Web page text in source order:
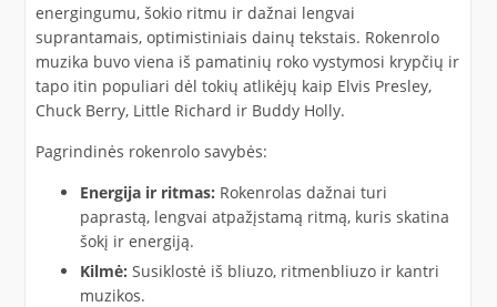
energingumu, šokio ritmu ir dažnai lengvai
suprantamais, optimistiniais dainų tekstais. Rokenrolo
muzika buvo viena iš pamatinių roko vystymosi krypčių ir
tapo itin populiari dėl tokių atlikėjų kaip Elvis Presley,
Chuck Berry, Little Richard ir Buddy Holly.
Pagrindinės rokenrolo savybės:
Energija ir ritmas: Rokenrolas dažnai turi
paprastą, lengvai atpažįstamą ritmą, kuris skatina
šokį ir energiją.
Kilmė: Susiklostė iš bliuzo, ritmenbliuzo ir kantri
muzikos.